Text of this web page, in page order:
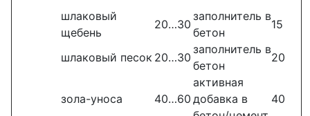
шлаковый
щебень
20…30
заполнитель в
бетон
15
шлаковый песок 20…30
заполнитель в
бетон
20
зола-уноса 40…60
активная
добавка в
40